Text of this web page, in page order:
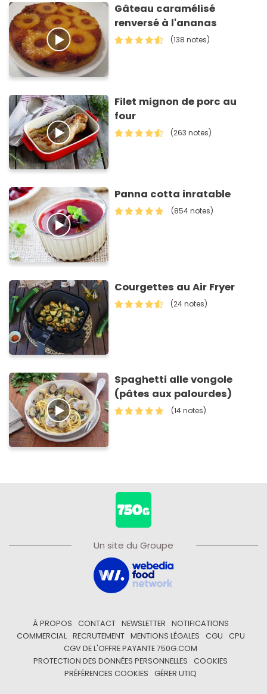
Gâteau caramélisé
renversé à l'ananas
(138 notes)
Filet mignon de porc au
four
(263 notes)
Panna cotta inratable
(854 notes)
Courgettes au Air Fryer
(24 notes)
Spaghetti alle vongole
(pâtes aux palourdes)
(14 notes)
Un site du Groupe
À PROPOS CONTACT NEWSLETTER
NOTIFICATIONS
COMMERCIAL
RECRUTEMENT MENTIONS LÉGALES CGU
CPU
CGV DE L'OFFRE PAYANTE 750G.COM
PROTECTION DES DONNÉES PERSONNELLES
COOKIES
PRÉFÉRENCES COOKIES
GÉRER UTIQ